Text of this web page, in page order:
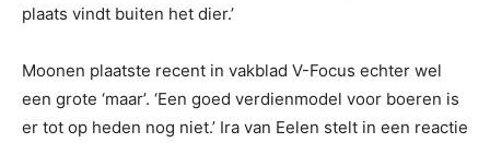
plaats vindt buiten het dier.’
Moonen plaatste recent in vakblad V-Focus echter wel
een grote ‘maar’. ‘Een goed verdienmodel voor boeren is
er tot op heden nog niet.’ Ira van Eelen stelt in een reactie